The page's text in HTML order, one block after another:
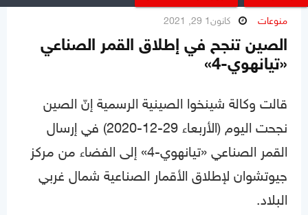
منوعات كانون1 29, 2021
الصين تنجح في إطلاق القمر الصناعي
«تيانهوي-4»
قالت وكالة شينخوا الصينية الرسمية إنّ الصين
نجحت اليوم (الأربعاء 29-12-2020) في إرسال
القمر الصناعي «تيانهوي-4» إلى الفضاء من مركز
جيوتشوان لإطلاق الأقمار الصناعية شمال غربي
البلاد.